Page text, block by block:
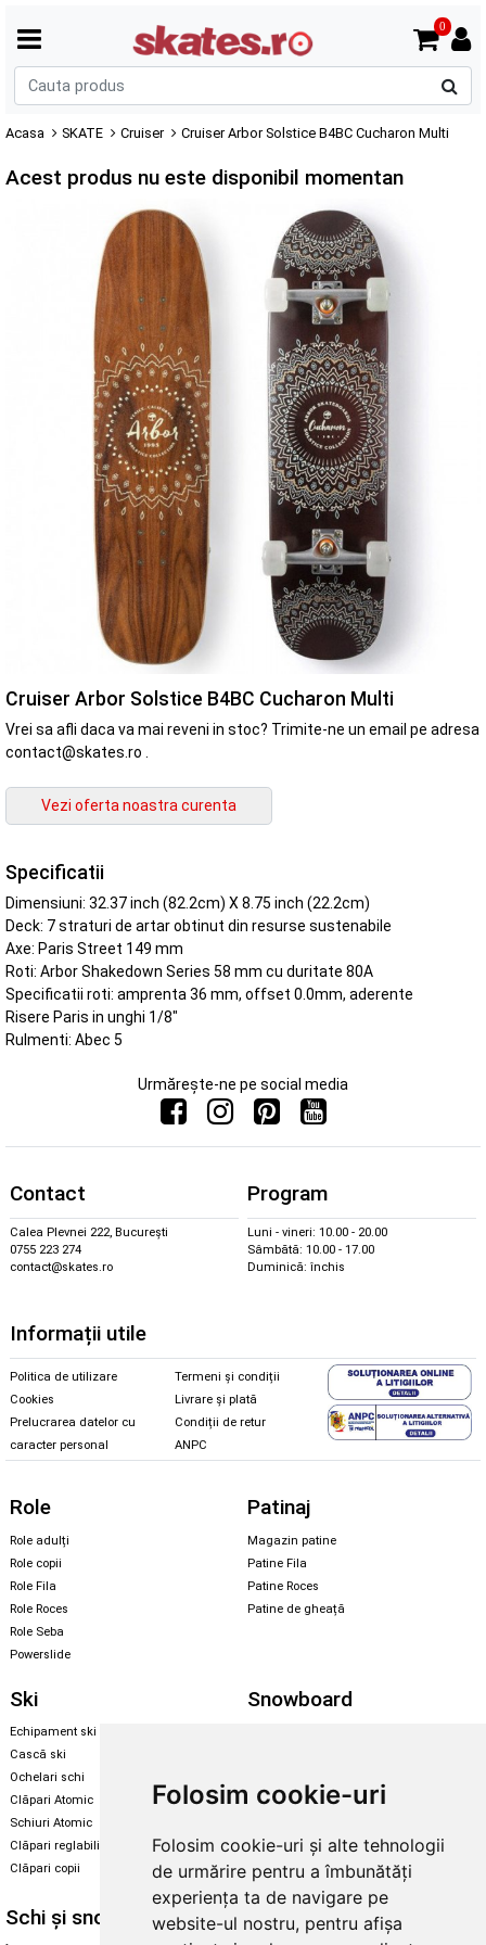
Folosim cookie-uri
Folosim cookie-uri și alte tehnologii
de urmărire pentru a îmbunătăți
experiența ta de navigare pe
website-ul nostru, pentru afișa
0
Acasa SKATE Cruiser Cruiser Arbor Solstice B4BC Cucharon Multi
Acest produs nu este disponibil momentan
Cruiser Arbor Solstice B4BC Cucharon Multi
Vrei sa afli daca va mai reveni in stoc? Trimite-ne un email pe adresa
contact@skates.ro .
Specificatii
Dimensiuni: 32.37 inch (82.2cm) X 8.75 inch (22.2cm)
Deck: 7 straturi de artar obtinut din resurse sustenabile
Axe: Paris Street 149 mm
Roti: Arbor Shakedown Series 58 mm cu duritate 80A
Specificatii roti: amprenta 36 mm, offset 0.0mm, aderente
Risere Paris in unghi 1/8"
Rulmenti: Abec 5
Urmărește-ne pe social media
Contact
Calea Plevnei 222, București
0755 223 274
contact@skates.ro
Program
Luni - vineri: 10.00 - 20.00
Sâmbătă: 10.00 - 17.00
Duminică: închis
Informații utile
Politica de utilizare
Cookies
Prelucrarea datelor cu
caracter personal
Termeni și condiții
Livrare și plată
Condiții de retur
ANPC
Role
Role adulți
Role copii
Role Fila
Role Roces
Role Seba
Powerslide
Patinaj
Magazin patine
Patine Fila
Patine Roces
Patine de gheață
Ski
Echipament ski
Cască ski
Ochelari schi
Clăpari Atomic
Schiuri Atomic
Clăpari reglabili
Clăpari copii
Snowboard
Santa Cruz
Enuff Skateboards
Schi și snowboard Diverse